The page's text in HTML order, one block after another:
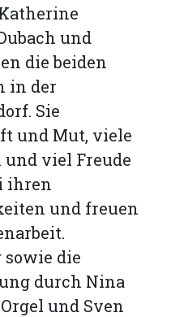
und
die beiden
in der
Sie
und Mut, viele
und viel Freude
ihren
und freuen
sowie die
durch Nina
und Sven